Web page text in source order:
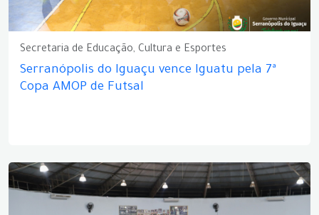
Secretaria de Educação, Cultura e Esportes
Serranópolis do Iguaçu vence Iguatu pela 7ª
Copa AMOP de Futsal